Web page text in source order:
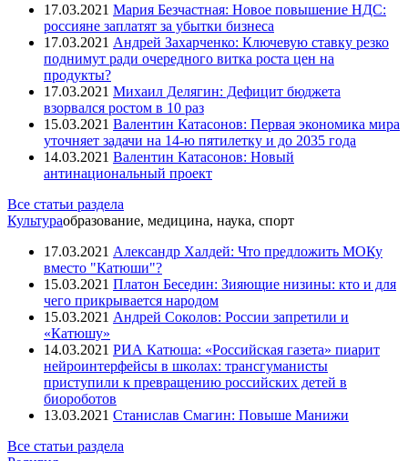
17.03.2021 Мария Безчастная: Новое повышение НДС:
россияне заплатят за убытки бизнеса
17.03.2021 Андрей Захарченко: Ключевую ставку резко
поднимут ради очередного витка роста цен на
продукты?
17.03.2021 Михаил Делягин: Дефицит бюджета
взорвался ростом в 10 раз
15.03.2021 Валентин Катасонов: Первая экономика мира
уточняет задачи на 14-ю пятилетку и до 2035 года
14.03.2021 Валентин Катасонов: Новый
антинациональный проект
Все статьи раздела
Культураобразование, медицина, наука, спорт
17.03.2021 Александр Халдей: Что предложить МОКу
вместо "Катюши"?
15.03.2021 Платон Беседин: Зияющие низины: кто и для
чего прикрывается народом
15.03.2021 Андрей Соколов: России запретили и
«Катюшу»
14.03.2021 РИА Катюша: «Российская газета» пиарит
нейроинтерфейсы в школах: трансгуманисты
приступили к превращению российских детей в
биороботов
13.03.2021 Станислав Смагин: Повыше Манижи
Все статьи раздела